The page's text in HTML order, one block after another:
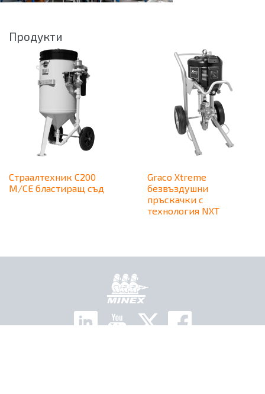
Продукти
Страалтехник C200
M/CE бластиращ съд
Graco Xtreme
безвъздушни
пръскачки с
технология NXT